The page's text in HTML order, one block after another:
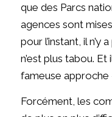
que des Parcs
agences sont
pour l’instant, il n’y
n’est plus tabou.
fameuse approche
Forcément, les